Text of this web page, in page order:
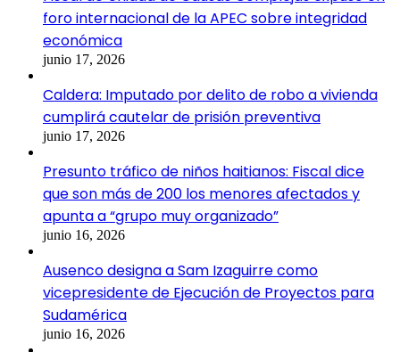
foro internacional de la APEC sobre integridad
económica
junio 17, 2026
Caldera: Imputado por delito de robo a vivienda
cumplirá cautelar de prisión preventiva
junio 17, 2026
Presunto tráfico de niños haitianos: Fiscal dice
que son más de 200 los menores afectados y
apunta a “grupo muy organizado”
junio 16, 2026
Ausenco designa a Sam Izaguirre como
vicepresidente de Ejecución de Proyectos para
Sudamérica
junio 16, 2026